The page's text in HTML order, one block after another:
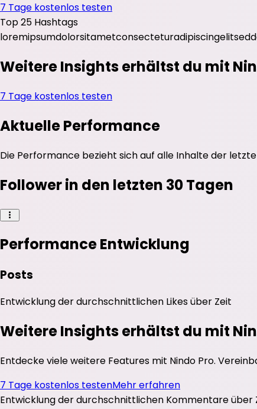
7 Tage kostenlos testen
Top 25 Hashtags
loremipsumdolorsitametconsecteturadipiscingelitsed
Weitere Insights erhältst du mit
7 Tage kostenlos testen
Aktuelle Performance
Die Performance bezieht sich auf alle Inhalte der
Follower in den letzten 30 Tagen
Performance Entwicklung
Posts
Entwicklung der durchschnittlichen Likesüber Zeit
Weitere Insights erhältst du mit
Entdecke viele weitere Features mit Nindo Pro.
7 Tage kostenlos testenMehr erfahren
Entwicklung der durchschnittlichen Kommentareüber